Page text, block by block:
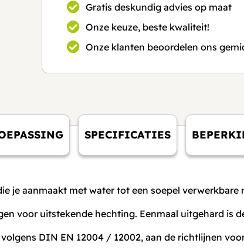
Gratis deskundig advies op maat
Onze keuze, beste kwaliteit!
Onze klanten beoordelen ons
SPECIFICATIES
je aanmaakt met water tot een soepel
voor uitstekende hechting. Eenmaal uitgehard is
DIN EN 12004 / 12002, aan de richtlijnen